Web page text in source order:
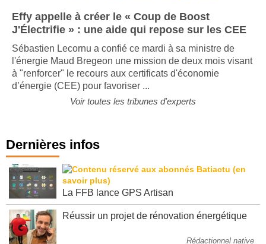
Effy appelle à créer le « Coup de Boost
J'Électrifie » : une aide qui repose sur les CEE
Sébastien Lecornu a confié ce mardi à sa ministre de
l'énergie Maud Bregeon une mission de deux mois visant
à "renforcer" le recours aux certificats d'économie
Dernières infos